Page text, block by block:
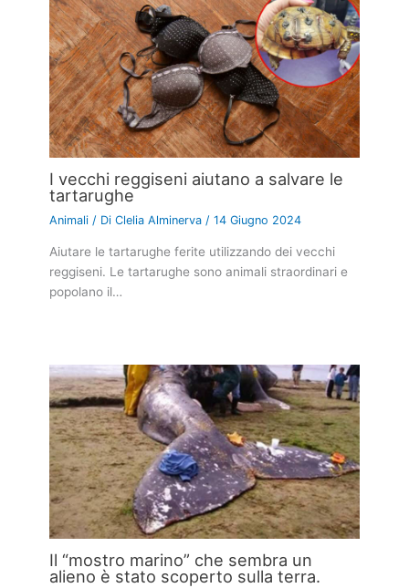
I vecchi reggiseni aiutano a salvare le
tartarughe
Animali / DiClelia Alminerva /14 Giugno 2024
Aiutare le tartarughe ferite utilizzando dei vecchi
reggiseni. Le tartarughe sono animali straordinari e
popolano il…
Il “mostro marino” che sembra un
alieno è stato scoperto sulla terra.